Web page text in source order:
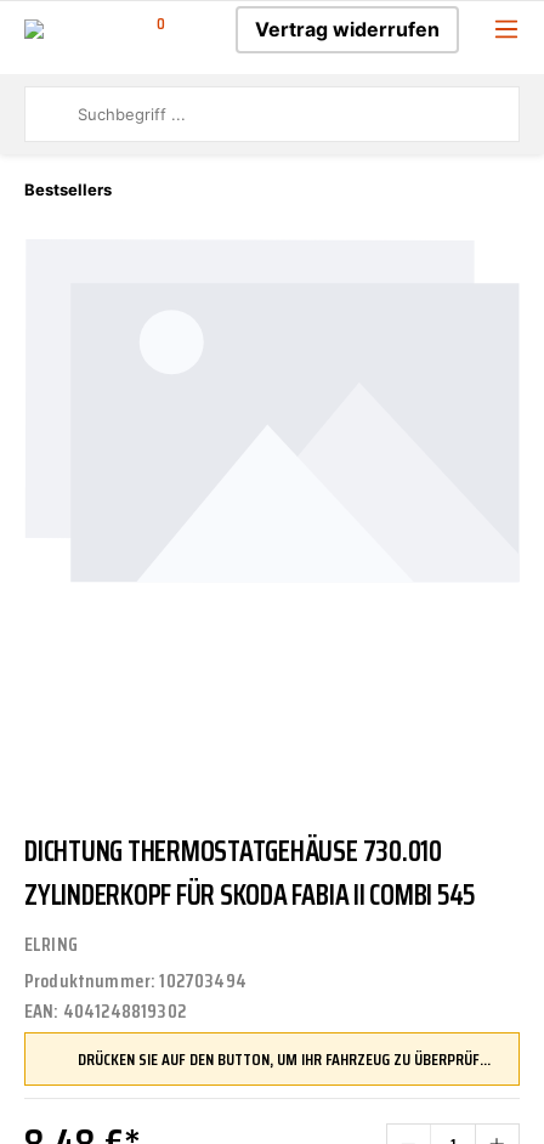
0 Vertrag widerrufen
Bestsellers
DICHTUNG THERMOSTATGEHÄUSE 730.010
ZYLINDERKOPF FÜR SKODA FABIA II COMBI 545
ELRING
Produktnummer:102703494
EAN: 4041248819302
DRÜCKEN SIE AUF DEN BUTTON, UM IHR FAHRZEUG ZU ÜBERPRÜFEN UND SICHERZUSTELLEN, DASS DIESES TEIL KOMPATIBEL IST, BEVOR SIE ES BESTELLEN